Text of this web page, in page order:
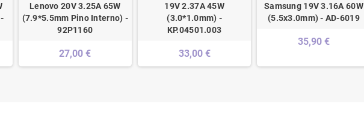
Lenovo 20V 3.25A 65W
(7.9*5.5mm Pino Interno) -
92P1160
27,00 €
19V 2.37A 45W
(3.0*1.0mm) -
KP.04501.003
33,00 €
Samsung 19V 3.16A 60W
(5.5x3.0mm) - AD-6019
35,90 €